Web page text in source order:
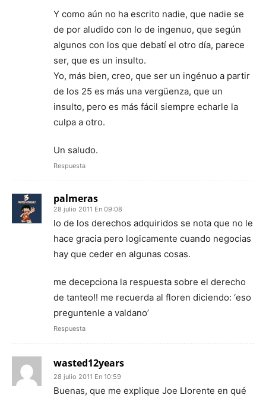
Y como aún no ha escrito nadie, que nadie se
de por aludido con lo de ingenuo, que según
algunos con los que debatí el otro día, parece
ser, que es un insulto.
Yo, más bien, creo, que ser un ingénuo a partir
de los 25 es más una vergüenza, que un
insulto, pero es más fácil siempre echarle la
culpa a otro.
Un saludo.
Respuesta
palmeras
28 julio 2011 En 09:08
lo de los derechos adquiridos se nota que no le
hace gracia pero logicamente cuando negocias
hay que ceder en algunas cosas.
me decepciona la respuesta sobre el derecho
de tanteo!! me recuerda al floren diciendo: ‘eso
preguntenle a valdano’
Respuesta
wasted12years
28 julio 2011 En 10:59
Buenas, que me explique Joe Llorente en qué